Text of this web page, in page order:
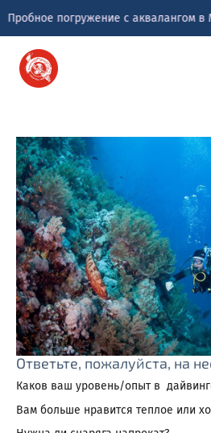
Пробное погружение с аквалангом в
Ответьте, пожалуйста, на
Каков ваш уровень/опыт в
Вам больше нравится теплое или